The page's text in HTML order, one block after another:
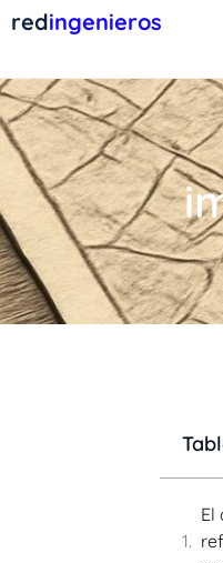
redingenieros
El